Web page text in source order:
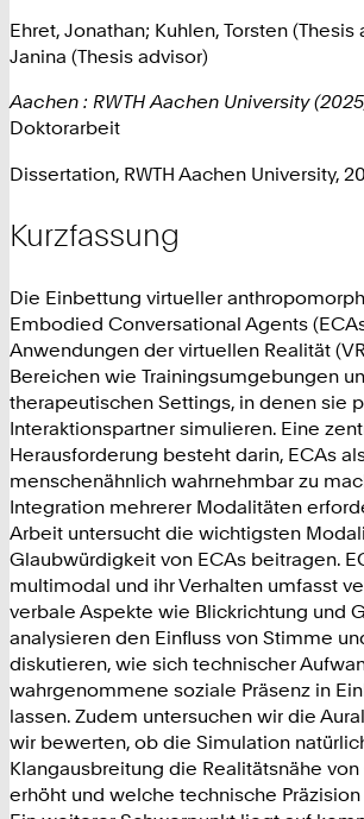
Ehret, Jonathan; Kuhlen, Torsten (Thesis
Janina (Thesis advisor)
Aachen : RWTH Aachen University
Doktorarbeit
Dissertation, RWTH Aachen University,
Kurzfassung
Die Einbettung virtueller
Embodied Conversational Agents
Anwendungen der virtuellen Realität
Bereichen wie Trainingsumgebungen
therapeutischen Settings, in denen sie
Interaktionspartner simulieren. Eine
Herausforderung besteht darin, ECAs
menschenähnlich wahrnehmbar zu
Integration mehrerer Modalitäten
Arbeit untersucht die wichtigsten
Glaubwürdigkeit von ECAs beitragen.
multimodal und ihr Verhalten umfasst
verbale Aspekte wie Blickrichtung und
analysieren den Einfluss von Stimme
diskutieren, wie sich technischer
wahrgenommene soziale Präsenz in
lassen. Zudem untersuchen wir die
wir bewerten, ob die Simulation
Klangausbreitung die Realitätsnähe
erhöht und welche technische